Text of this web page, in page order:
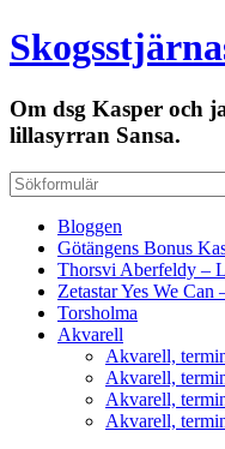
Om dsg Kasper och
lillasyrran Sansa.
Bloggen
Götängens Bonus
Thorsvi Aberfeldy –
Zetastar Yes We Can
Torsholma
Akvarell
Akvarell,
Akvarell,
Akvarell,
Akvarell,